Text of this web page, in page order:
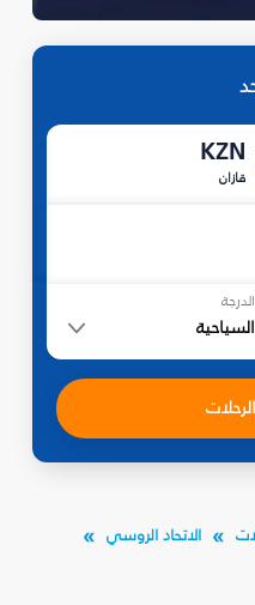
KZN
قازان
الدرجة
السياحية
الاتحاد الروسي